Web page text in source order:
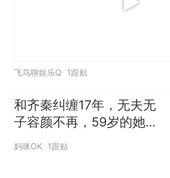
飞鸟聊娱乐Q 1跟贴
和齐秦纠缠17年，无夫无
子容颜不再，59岁的她却
又一次让全网惊叹！
妈咪OK 1跟贴